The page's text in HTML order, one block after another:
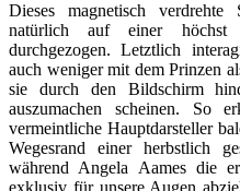
Dieses magnetisch
natürlich auf einer höchst
durchgezogen. Letztlich
auch weniger mit dem Prinzen
sie durch den Bildschirm
auszumachen scheinen. So
vermeintliche Hauptdarsteller
Wegesrand einer herbstlich
während Angela Aames die